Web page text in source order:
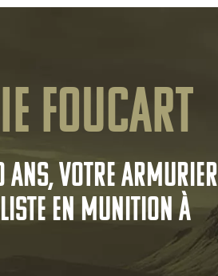
Foucart
ans, votre armurier
en munition à